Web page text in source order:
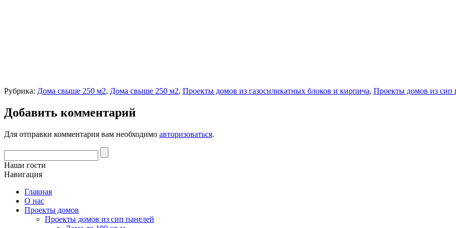
Рубрика: Дома свыше 250 м2, Дома свыше 250 м2, Проекты домов из газосиликатных блоков и кирпича, Проекты домов из сип
Добавить комментарий
Для отправки комментария вам необходимо авторизоваться.
Наши гости
Навигация
Главная
О нас
Проекты домов
Проекты домов из сип панелей